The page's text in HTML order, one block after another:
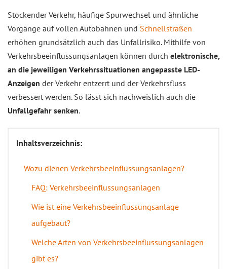
Stockender Verkehr, häufige Spurwechsel und ähnliche
Vorgänge auf vollen Autobahnen und Schnellstraßen
erhöhen grundsätzlich auch das Unfallrisiko. Mithilfe von
Verkehrsbeeinflussungsanlagen können durch elektronische,
an die jeweiligen Verkehrssituationen angepasste LED-
Anzeigen der Verkehr entzerrt und der Verkehrsfluss
verbessert werden. So lässt sich nachweislich auch die
Unfallgefahr senken.
Inhaltsverzeichnis:
Wozu dienen Verkehrsbeeinflussungsanlagen?
FAQ: Verkehrsbeeinflussungsanlagen
Wie ist eine Verkehrsbeeinflussungsanlage
aufgebaut?
Welche Arten von Verkehrsbeeinflussungsanlagen
gibt es?